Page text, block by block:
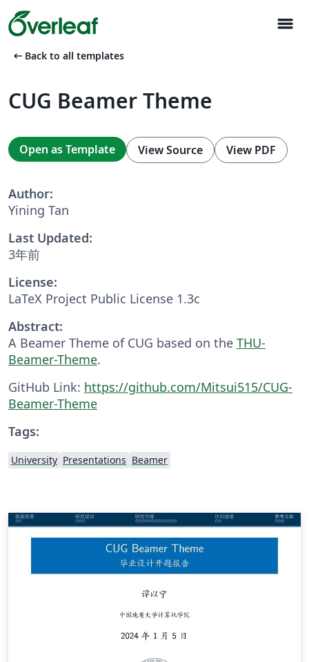
menu
arrow_left_alt Back to all templates
CUG Beamer Theme
Open as Template View Source View PDF
Author:
Yining Tan
Last Updated:
3年前
License:
LaTeX Project Public License 1.3c
Abstract:
A Beamer Theme of CUG based on the THU-
Beamer-Theme.
GitHub Link: https://github.com/Mitsui515/CUG-
Beamer-Theme
Tags:
University Presentations Beamer